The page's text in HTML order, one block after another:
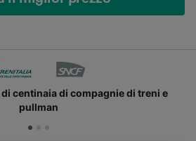
centinaia di compagnie di treni e
pullman